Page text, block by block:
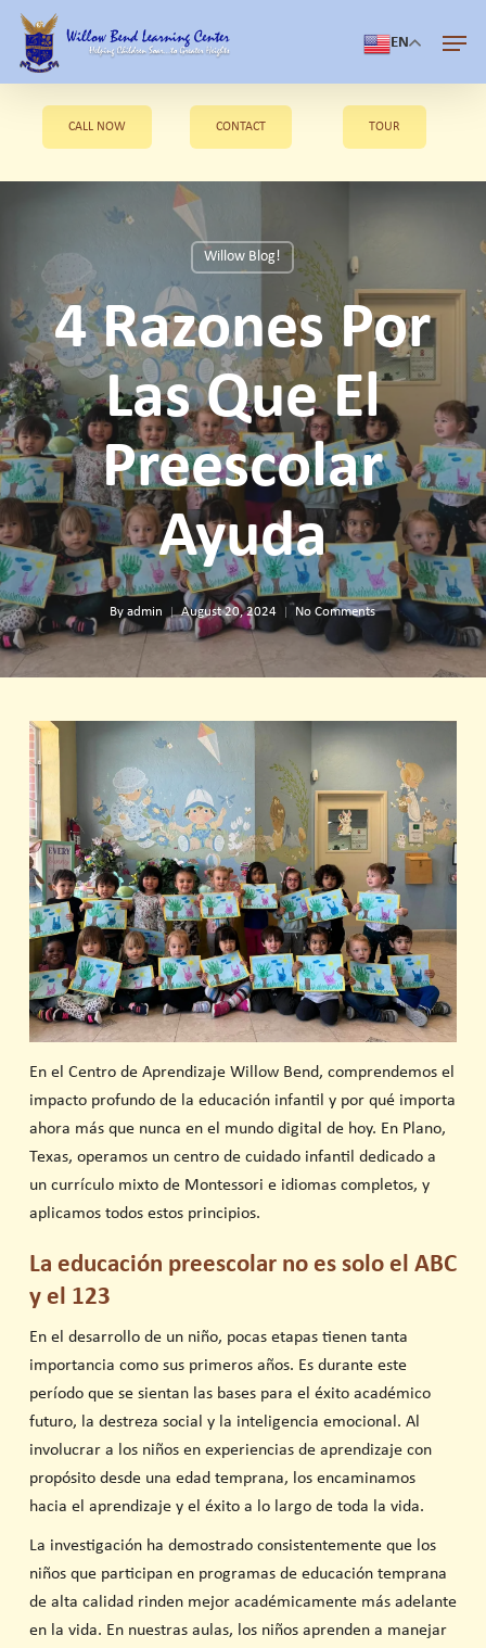
Skip
main
EN
CALL NOW CONTACT TOUR
Willow Blog!
4 Razones Por
Las Que El
Preescolar
Ayuda
By admin August 20, 2024 No Comments
En el Centro de Aprendizaje Willow Bend, comprendemos el
impacto profundo de la educación infantil y por qué importa
ahora más que nunca en el mundo digital de hoy. En Plano,
Texas, operamos un centro de cuidado infantil dedicado a
un currículo mixto de Montessori e idiomas completos, y
aplicamos todos estos principios.
La educación preescolar no es solo el ABC
y el 123
En el desarrollo de un niño, pocas etapas tienen tanta
importancia como sus primeros años. Es durante este
período que se sientan las bases para el éxito académico
futuro, la destreza social y la inteligencia emocional. Al
involucrar a los niños en experiencias de aprendizaje con
propósito desde una edad temprana, los encaminamos
hacia el aprendizaje y el éxito a lo largo de toda la vida.
La investigación ha demostrado consistentemente que los
niños que participan en programas de educación temprana
de alta calidad rinden mejor académicamente más adelante
en la vida. En nuestras aulas, los niños aprenden a manejar